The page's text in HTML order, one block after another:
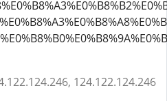
124.122.124.246